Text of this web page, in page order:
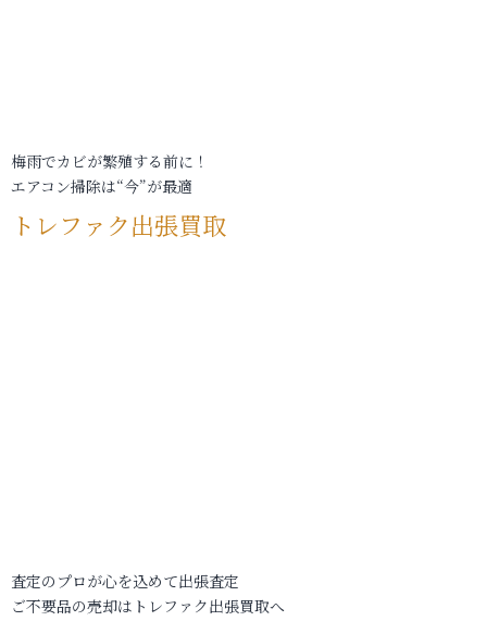
梅雨でカビが繁殖する前に！
エアコン掃除は“今”が最適
トレファク出張買取
査定のプロが心を込めて出張査定
ご不要品の売却はトレファク出張買取へ